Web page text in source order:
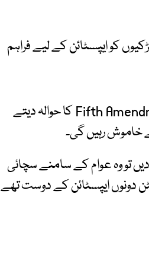
لڑکیوں کو ایپسٹائن کے لیے فراہم
میکس ویل نے کمیٹی کے سامنے ویڈیو لنک کے ذریعے Fifth Amendment کا حوالہ دیتے
خاموش رہیں گی۔
تو وہ عوام کے سامنے سچائی
دونوں ایپسٹائن کے دوست تھے